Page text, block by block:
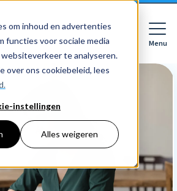
om inhoud en advertenties
functies voor sociale media
te analyseren.
over ons cookiebeleid, lees
instellingen
Alles weigeren
Menu
Close